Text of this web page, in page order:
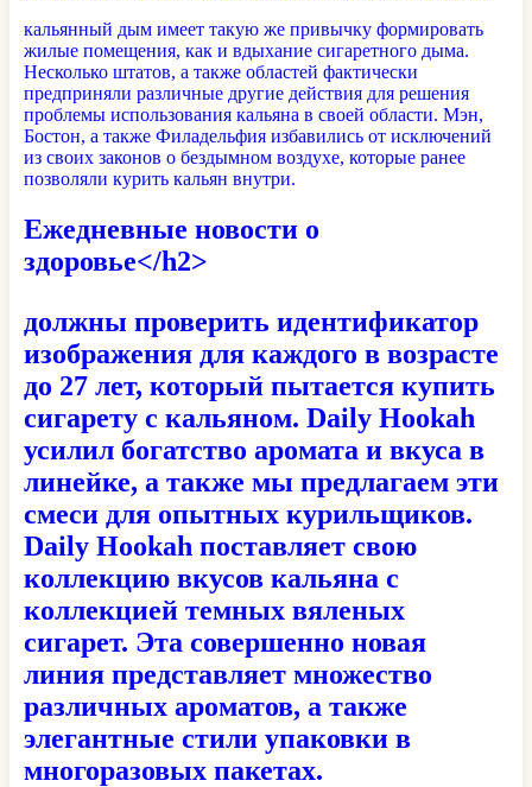
кальянный дым имеет такую ​​же привычку формировать
жилые помещения, как и вдыхание сигаретного дыма.
Несколько штатов, а также областей фактически
предприняли различные другие действия для решения
проблемы использования кальяна в своей области. Мэн,
Бостон, а также Филадельфия избавились от исключений
из своих законов о бездымном воздухе, которые ранее
позволяли курить кальян внутри.
Ежедневные новости о
здоровье</h2>
должны проверить идентификатор
изображения для каждого в возрасте
до 27 лет, который пытается купить
сигарету с кальяном. Daily Hookah
усилил богатство аромата и вкуса в
линейке, а также мы предлагаем эти
смеси для опытных курильщиков.
Daily Hookah поставляет свою
коллекцию вкусов кальяна с
коллекцией темных вяленых
сигарет. Эта совершенно новая
линия представляет множество
различных ароматов, а также
элегантные стили упаковки в
многоразовых пакетах.